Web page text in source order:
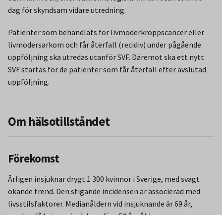
dag för skyndsam vidare utredning.
Patienter som behandlats för livmoderkroppscancer eller
livmodersarkom och får återfall (recidiv) under pågående
uppföljning ska utredas utanför SVF. Däremot ska ett nytt
SVF startas för de patienter som får återfall efter avslutad
uppföljning.
Om hälsotillståndet
Förekomst
Årligen insjuknar drygt 1 300 kvinnor i Sverige, med svagt
ökande trend. Den stigande incidensen är associerad med
livsstilsfaktorer. Medianåldern vid insjuknande är 69 år,